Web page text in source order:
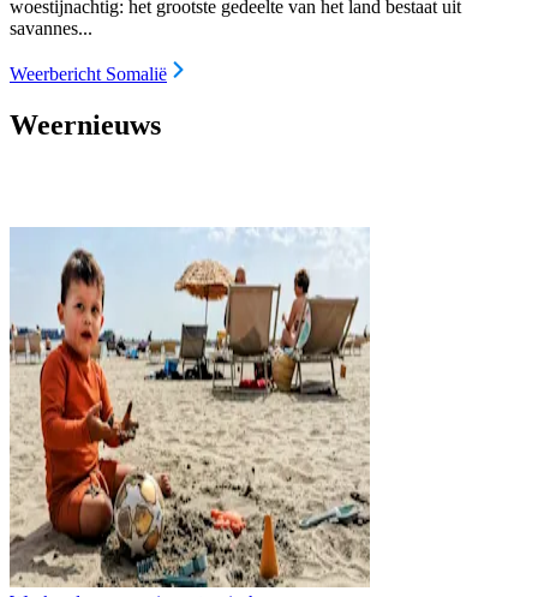
woestijnachtig: het grootste gedeelte van het land bestaat uit
savannes...
Weerbericht Somalië
Weernieuws